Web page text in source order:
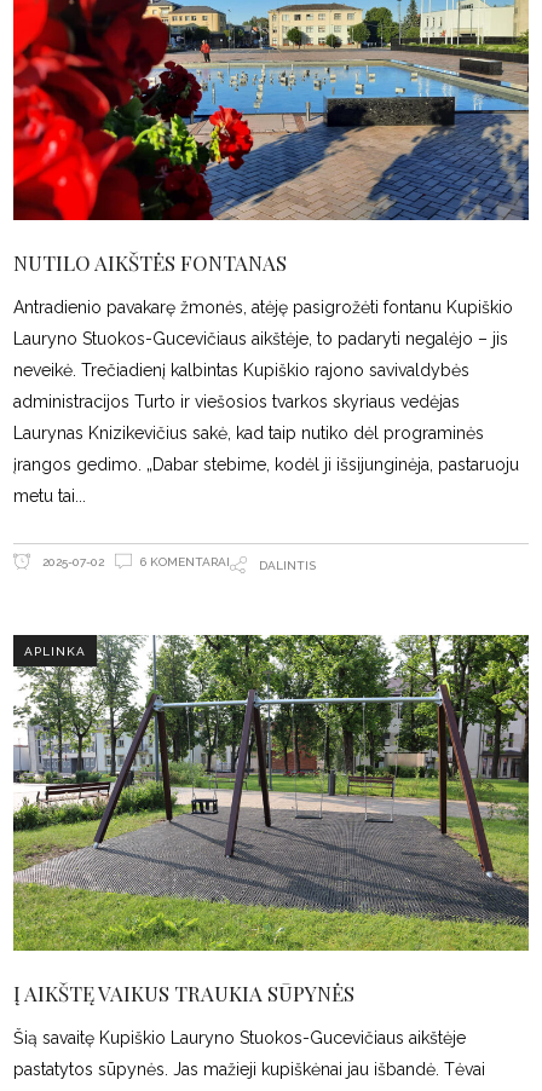
NUTILO AIKŠTĖS FONTANAS
Antradienio pavakarę žmonės, atėję pasigrožėti fontanu Kupiškio
Lauryno Stuokos-Gucevičiaus aikštėje, to padaryti negalėjo – jis
neveikė. Trečiadienį kalbintas Kupiškio rajono savivaldybės
administracijos Turto ir viešosios tvarkos skyriaus vedėjas
Laurynas Knizikevičius sakė, kad taip nutiko dėl programinės
įrangos gedimo. „Dabar stebime, kodėl ji išsijunginėja, pastaruoju
metu tai
2025-07-02 6 KOMENTARAI DALINTIS
APLINKA
Į AIKŠTĘ VAIKUS TRAUKIA SŪPYNĖS
Šią savaitę Kupiškio Lauryno Stuokos-Gucevičiaus aikštėje
pastatytos sūpynės. Jas mažieji kupiškėnai jau išbandė. Tėvai